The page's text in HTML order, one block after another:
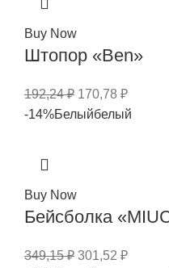
Buy Now
Штопор «Ben»
192,24₽ 170,78 ₽
-14%Белыйбелый
Buy Now
Бейсболка
349,15₽ 301,52 ₽